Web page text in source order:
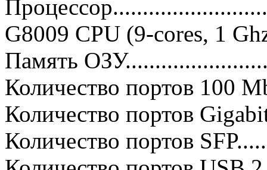
G8009 CPU (9-cores, 1
Память
Количество портов 100
Количество портов
Количество портов